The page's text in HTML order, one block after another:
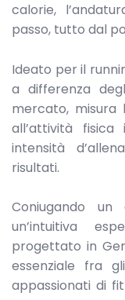
calorie,
passo, tutto dal
Ideato per il
a differenza
mercato, misura
all’attività
intensità
risultati.
Coniugando
un’intuitiva
progettato in
essenziale fra
appassionati di